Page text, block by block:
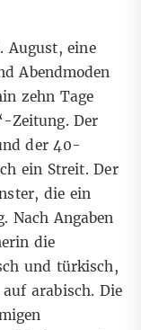
August, eine
Abendmoden
zehn Tage
Zeitung. Der
der 40-
ein Streit. Der
die ein
Nach Angaben
die
und türkisch,
arabisch. Die